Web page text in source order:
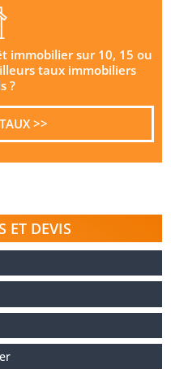
immobilier sur 10, 15 ou
taux immobiliers
?
>>
ET DEVIS